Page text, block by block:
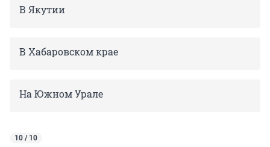
В Якутии
В Хабаровском крае
На Южном Урале
10 / 10